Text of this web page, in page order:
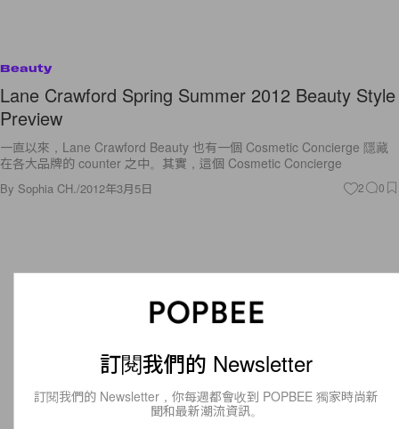
Beauty
Lane Crawford Spring Summer 2012 Beauty Style
Preview
一直以來，Lane Crawford Beauty 也有一個 Cosmetic Concierge 隱藏
在各大品牌的 counter 之中。其實，這個 Cosmetic Concierge
By Sophia CH. /2012年3月5日 2 0
訂閱我們的 Newsletter
訂閱我們的 Newsletter，你每週都會收到 POPBEE 獨家時尚新
聞和最新潮流資訊。